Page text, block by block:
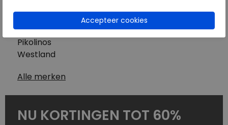
Mephisto
Pikolinos
Westland
Alle merken
NU KORTINGEN TOT 60%